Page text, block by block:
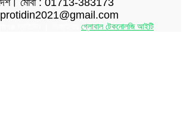
গ্লোবাল টেকনোলজি আইটি